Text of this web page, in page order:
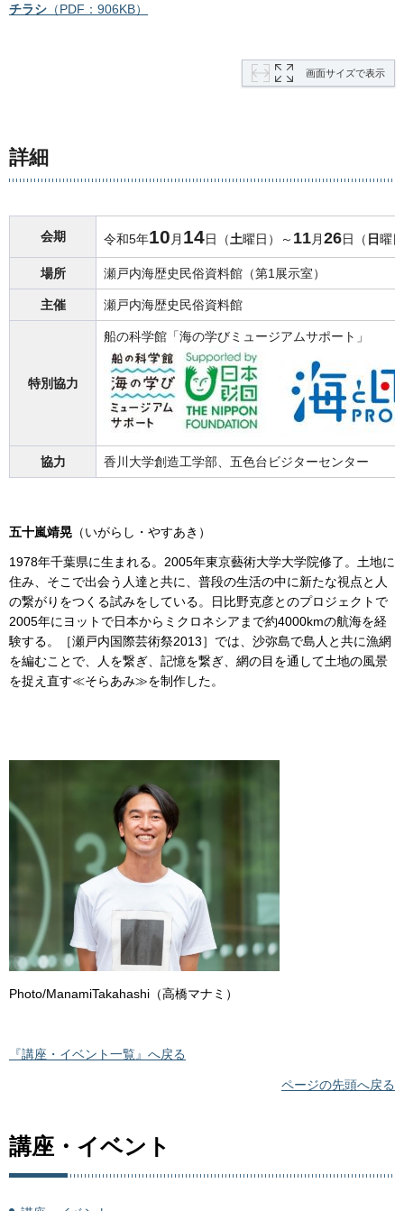
チラシ （PDF：906KB）
画面サイズで表示
詳細
会期 令和5年10 月 14日（土曜日）～ 11月26日（ 日曜
場所 瀬戸内海歴史民俗資料館（第1展示室）
主催 瀬戸内海歴史民俗資料館
特別協力
船の科学館「海の学びミュージアムサポート」
協力 香川大学創造工学部、五色台ビジターセンター
五十嵐靖晃 （いがらし・やすあき）
1978年千葉県に生まれる。2005年東京藝術大学大学院修了。土地に
住み、そこで出会う人達と共に、普段の生活の中に新たな視点と人
の繋がりをつくる試みをしている。日比野克彦とのプロジェクトで
2005年にヨットで日本からミクロネシアまで約4000kmの航海を経
験する。［瀬戸内国際芸術祭2013］では、沙弥島で島人と共に漁網
を編むことで、人を繋ぎ、記憶を繋ぎ、網の目を通して土地の風景
を捉え直す≪そらあみ≫を制作した。
Photo/ManamiTakahashi（高橋マナミ）
『講座・イベント一覧』へ戻る
ページの先頭へ戻る
講座・イベント